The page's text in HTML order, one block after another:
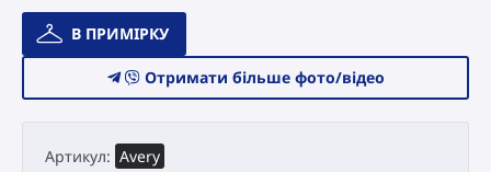
Весільна
сукня
Atelier
Avery
В ПРИМІРКУ
Отримати більше фото/відео
Артикул: Avery